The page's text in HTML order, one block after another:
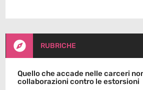
 RUBRICHE
Quello che accade nelle carceri
collaborazioni contro le estorsioni